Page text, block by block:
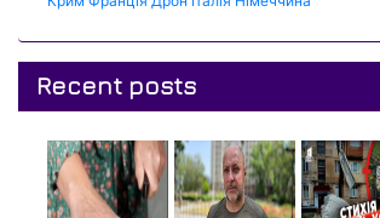
Recent posts